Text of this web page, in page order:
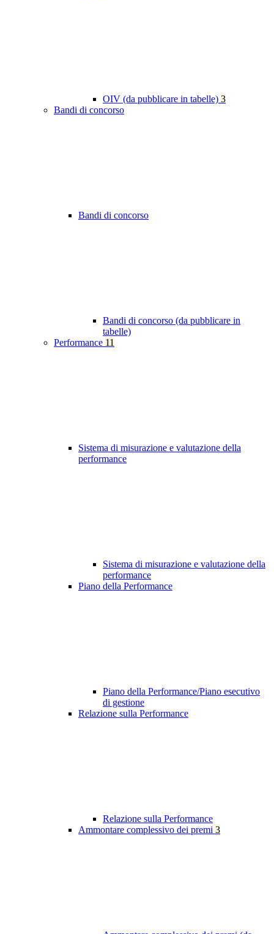
OIV (da pubblicare in tabelle) 3
Bandi di concorso
Bandi di concorso
Bandi di concorso (da pubblicare in
tabelle)
Performance 11
Sistema di misurazione e valutazione della
performance
Sistema di misurazione e valutazione della
performance
Piano della Performance
Piano della Performance/Piano esecutivo
di gestione
Relazione sulla Performance
Relazione sulla Performance
Ammontare complessivo dei premi 3